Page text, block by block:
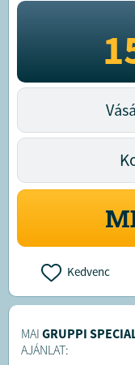
Kedvenc
MAI GRUPPI
AJÁNLAT: